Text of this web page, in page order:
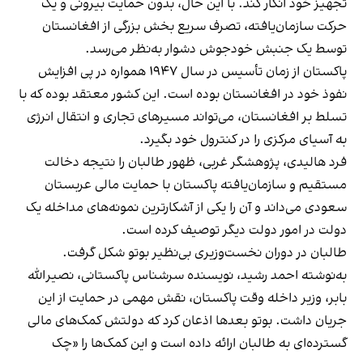
تجهیز خود انکار کند. با این حال، بدون حمایت بیرونی و یک
حرکت سازمان‌یافته، تصرف سریع بخش بزرگی از افغانستان
توسط یک جنبش خودجوش دشوار به‌نظر می‌رسد.
پاکستان از زمان تأسیس در سال ۱۹۴۷ همواره در پی افزایش
نفوذ خود در افغانستان بوده است. این کشور معتقد بوده که با
تسلط بر افغانستان، می‌تواند مسیرهای تجاری و انتقال انرژی
به آسیای مرکزی را در کنترول خود بگیرد.
فرد هالیدی، پژوهشگر غربی، ظهور طالبان را نتیجه دخالت
مستقیم و سازمان‌یافته پاکستان با حمایت مالی عربستان
سعودی می‌داند و آن را یکی از آشکارترین نمونه‌های مداخله یک
دولت در امور دولت دیگر توصیف کرده است.
طالبان در دوران نخست‌وزیری بی‌نظیر بوتو شکل گرفت.
به‌نوشته احمد رشید، نویسنده سرشناس پاکستانی، نصیرالله
بابر، وزیر داخله وقت پاکستان، نقش مهمی در حمایت از این
جریان داشت. بوتو بعدها اذعان کرد که دولتش کمک‌های مالی
گسترده‌ای به طالبان ارائه داده است و این کمک‌ها را «چک